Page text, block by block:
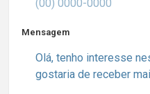
Mensagem